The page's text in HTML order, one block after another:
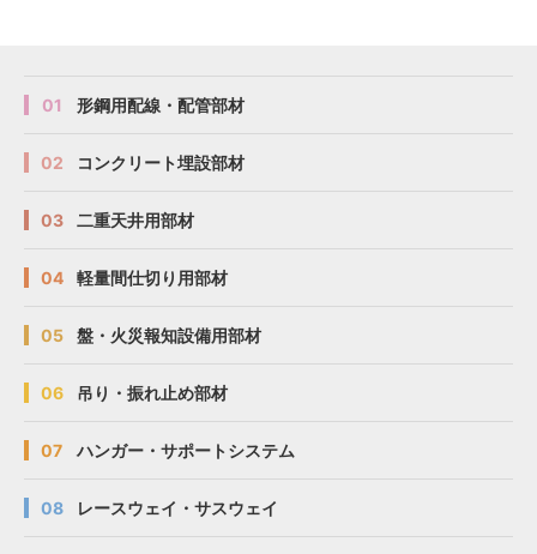
01 形鋼用配線・配管部材
02 コンクリート埋設部材
03 二重天井用部材
04 軽量間仕切り用部材
05 盤・火災報知設備用部材
06 吊り・振れ止め部材
07 ハンガー・サポートシステム
08 レースウェイ・サスウェイ